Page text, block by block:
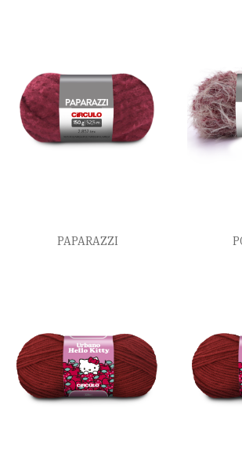
PAPARAZZI